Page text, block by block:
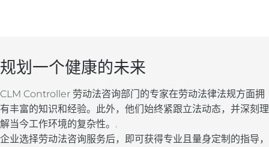
规划一个健康的未来
CLM Controller 劳动法咨询部门的专家在劳动法律法规方面拥
有丰富的知识和经验。此外，他们始终紧跟立法动态，并深刻理
解当今工作环境的复杂性。.
企业选择劳动法咨询服务后，即可获得专业且量身定制的指导，